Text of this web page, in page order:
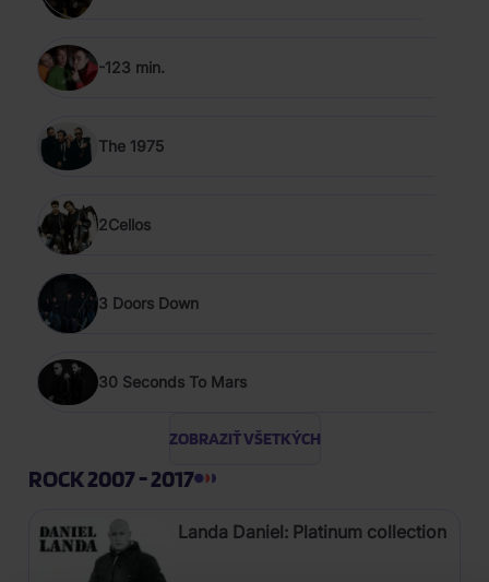
-123 min.
The 1975
2Cellos
3 Doors Down
30 Seconds To Mars
ZOBRAZIŤ VŠETKÝCH
ROCK 2007 - 2017
Landa Daniel: Platinum collection